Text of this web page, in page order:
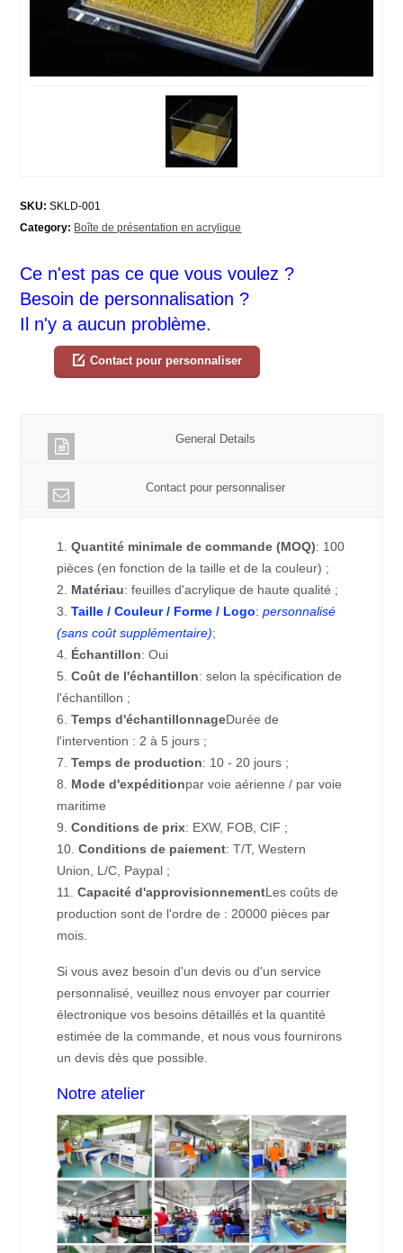
SKU: SKLD-001
Category: Boîte de présentation en acrylique
Ce n'est pas ce que vous voulez ?
Besoin de personnalisation ?
Il n'y a aucun problème.
Contact pour personnaliser
General Details
Contact pour personnaliser
1.Quantité minimale de commande (MOQ): 100
pièces (en fonction de la taille et de la couleur) ;
2. Matériau: feuilles d'acrylique de haute qualité ;
3.Taille / Couleur / Forme / Logo:personnalisé
(sans coût supplémentaire);
4. Échantillon: Oui
5.Coût de l'échantillon: selon la spécification de
l'échantillon ;
6.Temps d'échantillonnageDurée de
l'intervention : 2 à 5 jours ;
7.Temps de production: 10 - 20 jours ;
8. Mode d'expéditionpar voie aérienne / par voie
maritime
9.Conditions de prix: EXW, FOB, CIF ;
10.Conditions de paiement: T/T, Western
Union, L/C, Paypal ;
11.Capacité d'approvisionnementLes coûts de
production sont de l'ordre de : 20000 pièces par
mois.
Si vous avez besoin d'un devis ou d'un service
personnalisé, veuillez nous envoyer par courrier
électronique vos besoins détaillés et la quantité
estimée de la commande, et nous vous fournirons
un devis dès que possible.
Notre atelier